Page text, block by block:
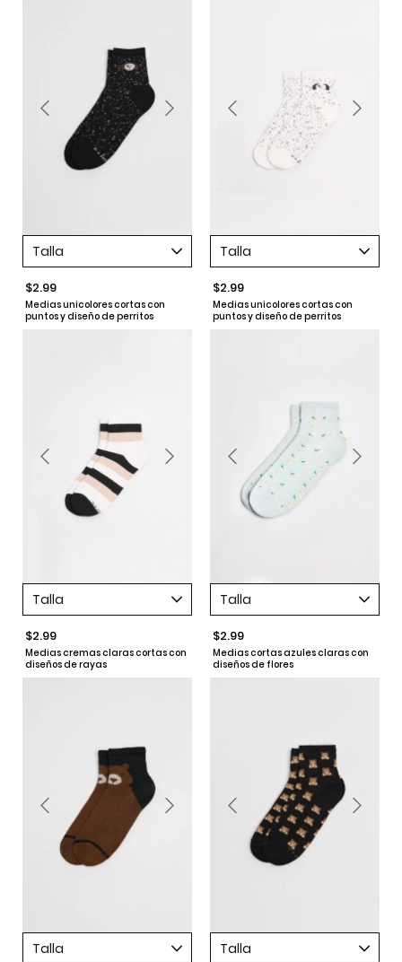
Talla
$2.99
Medias unicolores cortas con
puntos y diseño de perritos
Talla
$2.99
Medias unicolores cortas con
puntos y diseño de perritos
Talla
$2.99
Medias cremas claras cortas con
diseños de rayas
Talla
$2.99
Medias cortas azules claras con
diseños de flores
Talla Talla